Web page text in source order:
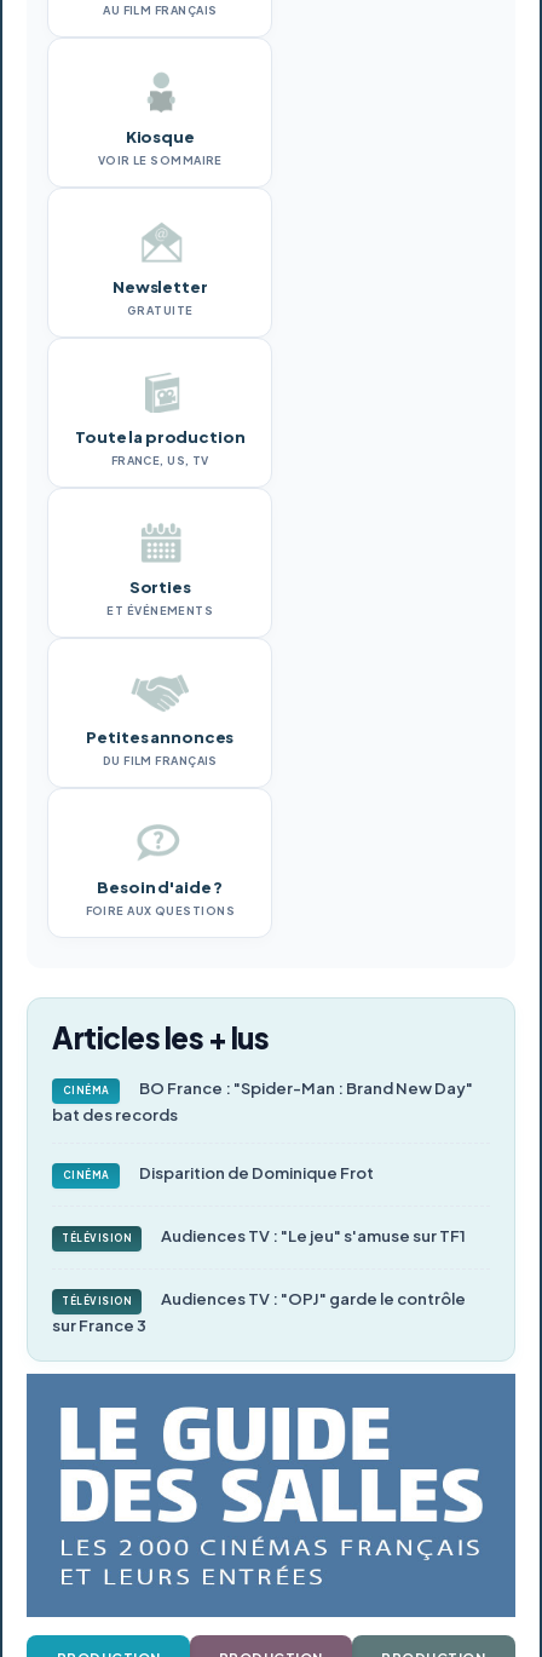
AU FILM FRANÇAIS
Kiosque
VOIR LE SOMMAIRE
Newsletter
GRATUITE
Toute la production
FRANCE, US, TV
Sorties
ET ÉVÉNEMENTS
Petites annonces
DU FILM FRANÇAIS
Besoin d'aide ?
FOIRE AUX QUESTIONS
Articles les + lus
CINÉMA
BO France : "Spider-Man : Brand New Day"
bat des records
CINÉMA Disparition de Dominique Frot
TÉLÉVISION Audiences TV : "Le jeu" s'amuse sur TF1
TÉLÉVISION
Audiences TV : "OPJ" garde le contrôle
sur France 3